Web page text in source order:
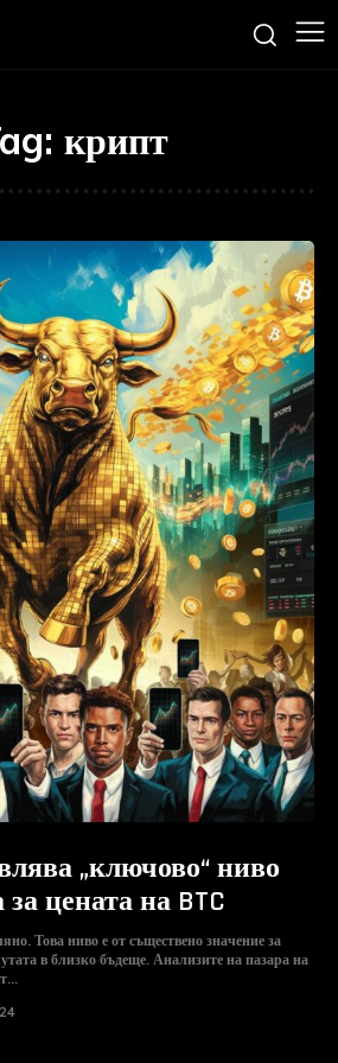
крипт
„ключово“ ниво
цената на BTC
Това ниво е от съществено значение за
бъдеще. Анализите на пазара на